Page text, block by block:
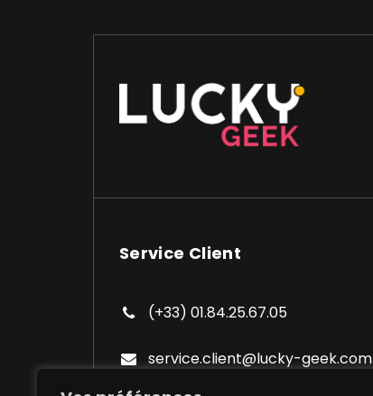
Service Client
(+33) 01.84.25.67.05
service.client@lucky-geek.com